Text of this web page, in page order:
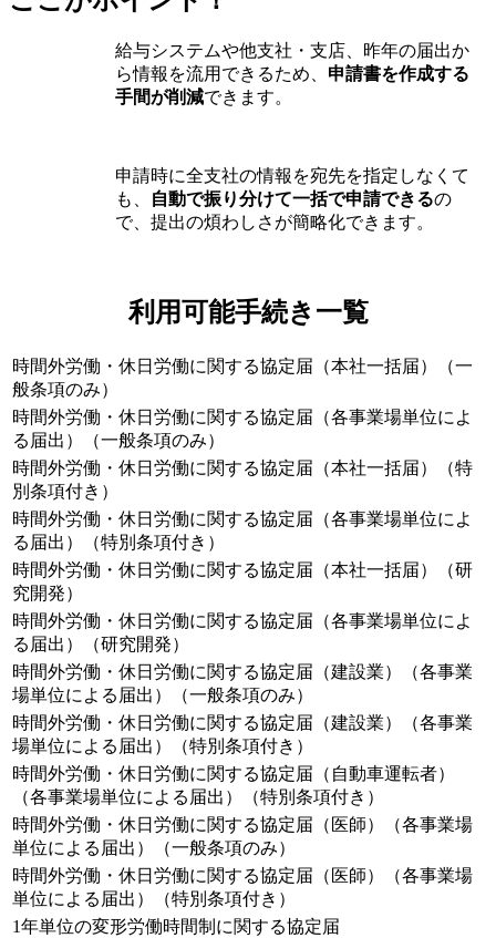
給与システムや他支社・支店、昨年の届出か
ら情報を流用できるため、 申請書を作成する
手間が削減できます。
申請時に全支社の情報を宛先を指定しなくて
も、
自動で振り分けて一括で申請できるの
で、提出の煩わしさが簡略化できます。
利用可能手続き一覧
時間外労働・休日労働に関する協定届（本社一括届）（一
般条項のみ）
時間外労働・休日労働に関する協定届（各事業場単位によ
る届出）（一般条項のみ）
時間外労働・休日労働に関する協定届（本社一括届）（特
別条項付き）
時間外労働・休日労働に関する協定届（各事業場単位によ
る届出）（特別条項付き）
時間外労働・休日労働に関する協定届（本社一括届）（研
究開発）
時間外労働・休日労働に関する協定届（各事業場単位によ
る届出）（研究開発）
時間外労働・休日労働に関する協定届（建設業）（各事業
場単位による届出）（一般条項のみ）
時間外労働・休日労働に関する協定届（建設業）（各事業
場単位による届出）（特別条項付き）
時間外労働・休日労働に関する協定届（自動車運転者）
（各事業場単位による届出）（特別条項付き）
時間外労働・休日労働に関する協定届（医師）（各事業場
単位による届出）（一般条項のみ）
時間外労働・休日労働に関する協定届（医師）（各事業場
単位による届出）（特別条項付き）
1年単位の変形労働時間制に関する協定届